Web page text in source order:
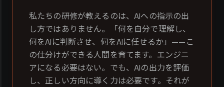
私たちの研修が教えるのは、AIへの指示の出
し方ではありません。「何を自分で理解し、
何をAIに判断させ、何をAIに任せるか」——こ
の仕分けができる人間を育てます。エンジニ
アになる必要はない。でも、AIの出力を評価
し、正しい方向に導く力は必要です。それが